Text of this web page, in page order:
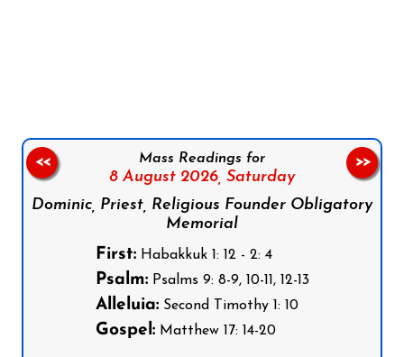
Mass Readings for
8 August 2026, Saturday
Dominic, Priest, Religious Founder Obligatory
Memorial
First:Habakkuk 1: 12 - 2: 4
Psalm:Psalms 9: 8-9, 10-11, 12-13
Alleluia:Second Timothy 1: 10
Gospel:Matthew 17: 14-20
<< >>